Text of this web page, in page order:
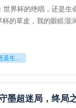
世界杯的绝唱，还是生
杯的草皮，我的眼眶湿
还是生命的最后冲刺？
墨超迷局，终局